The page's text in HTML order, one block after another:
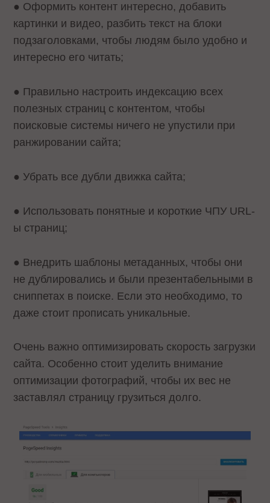
● Оформить контент интересно, добавить
картинки и видео, разбить текст на блоки
подзаголовками, чтобы людям было удобно и
интересно его читать;
● Правильно настроить индексацию всех
полезных страниц с контентом, чтобы
поисковые системы ничего не упустили при
ранжировании сайта;
● Убрать все дубли движка сайта;
● Использовать понятные и короткие ЧПУ URL-
ы страниц;
● Внедрить шаблоны метаданных, чтобы они
не дублировались и были презентабельными в
сниппетах в поиске. Если это необходимо, то
даже стоит прописать уникальные.
Очень важно оптимизировать скорость загрузки
сайта. Особенно стоит уделить внимание
оптимизации фотографий, чтобы их вес не
заставлял страницу грузиться долго.